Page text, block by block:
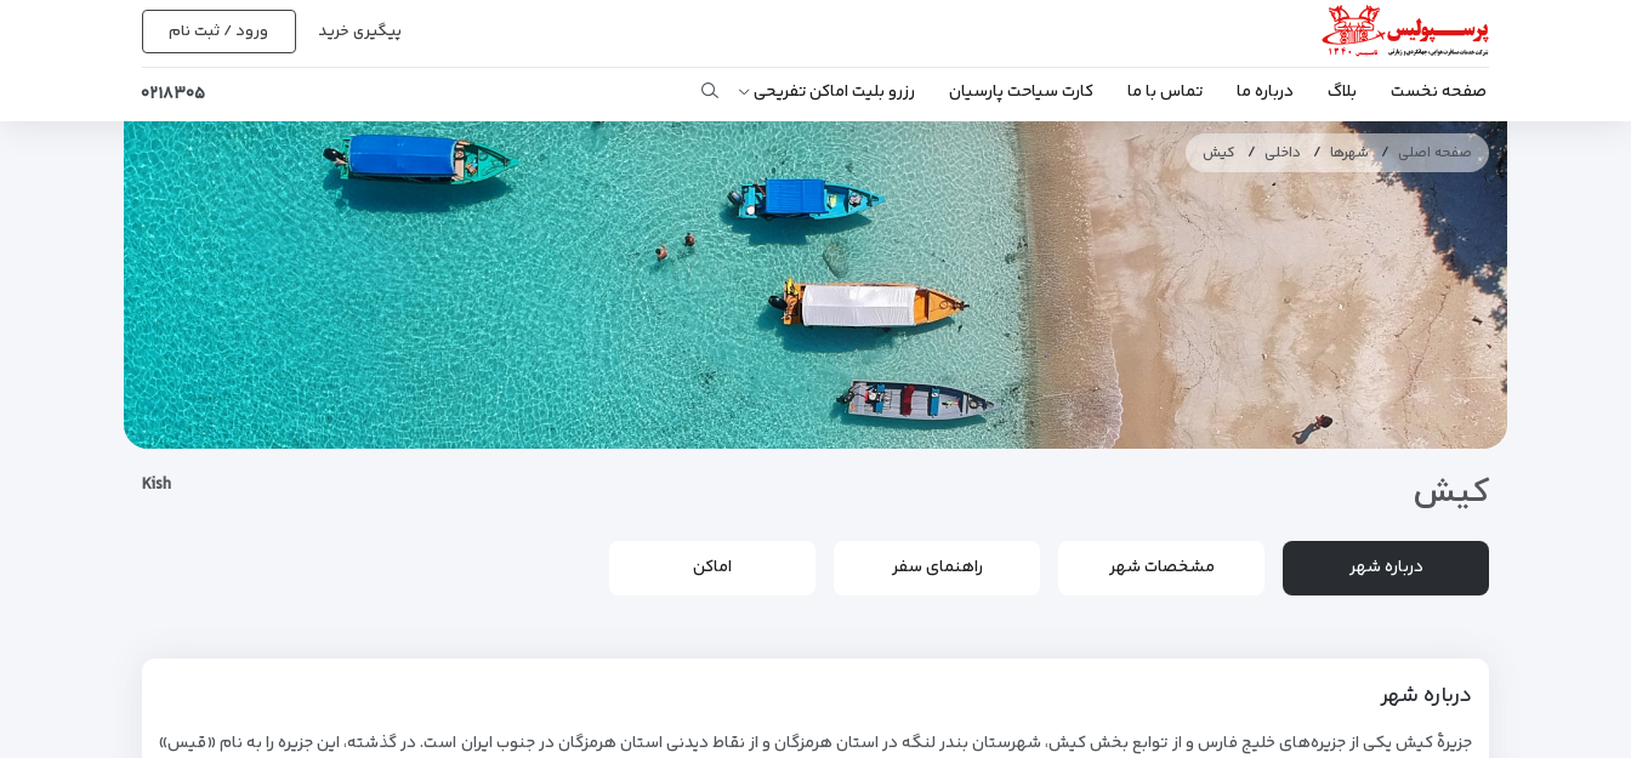
پیگیری خرید ورود / ثبت نام
صفحه نخست بلاگ درباره ما تماس با ما کارت سیاحت پارسیان رزرو بلیت اماکن تفریحی ۰۲۱۸۳۰۵
صفحه اصلی شهرها داخلی کیش
کیش Kish
درباره شهر مشخصات شهر راهنمای سفر اماکن
درباره شهر
جزیرهٔ کیش یکی از جزیره‌های خلیج فارس و از توابع بخش کیش، شهرستان بندر لنگه در استان هرمزگان و از نقاط دیدنی استان هرمزگان در جنوب ایران است. در گذشته، این جزیره را به نام «قیس»